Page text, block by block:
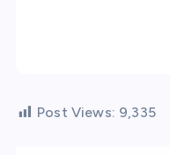
Post Views: 9,335